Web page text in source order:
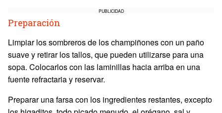
PUBLICIDAD
Preparación
Limpiar los sombreros de los champiñones con un paño
suave y retirar los tallos, que pueden utilizarse para una
sopa. Colocarlos con las laminillas hacia arriba en una
fuente refractaria y reservar.
Preparar una farsa con los ingredientes restantes, excepto